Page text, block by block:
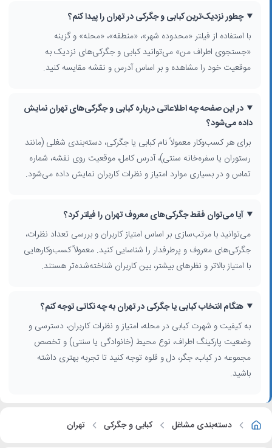
تمرکز کبابی‌ها و جگرکی‌ها در مناطق مختلف تهران
بخش قابل‌توجهی از
کبابی و جگرکی در تهران
در مناطق مرکزی و شلوغ شهر
قرار گرفته‌اند؛ محدوده‌هایی مثل مرکز شهر، بازار، خیابان‌های اصلی و
محله‌های پر رفت‌وآمد. در عین حال، در شمال، جنوب، شرق و غرب تهران هم
فیلترهای «استان»، «شهر»، «محدوده شهر»، «منطقه»، «محله»، «فعالیت
شغلی» و گزینه «جستجوی اطراف من» می‌توانید نزدیک‌ترین کبابی یا
جگرکی به موقعیت فعلی خود را پیدا کنید.
ویژگی‌های مهم در انتخاب کبابی و جگرکی مناسب
کاربران تهرانی هنگام انتخاب جگرکی یا رستوران کبابی، علاوه بر طعم کباب و
امتیاز و نظرات دیگر کاربران درباره کیفیت کباب و جگر
دسترسی آسان با خودروی شخصی یا حمل‌ونقل عمومی و وضعیت پارکینگ
اطراف
محیط کبابی؛ سنتی، خانوادگی یا مناسب دورهمی دوستانه
معروف بودن برند یا سابقه طولانی جگرکی در محله
است. در برخی مناطق نیز امکان سفارش تلفنی یا همکاری با پلتفرم‌های
بیرون‌بر وجود دارد که انتخاب را برای ساکنان محلی آسان‌تر می‌کند.
چطور از این صفحه بهترین استفاده را ببریم؟
برای مقایسهرستوران‌های کبابیو جگرکی‌ها، ابتدا محدوده یا محله مورد
نظر خود در تهران را انتخاب کنید، سپس بر اساس دسته‌بندی (رستوران،
مناسب‌ترینکبابی و جگرکی در تهران
را برای یک وعده غذای خوش‌طعم
انتخاب کنید.
چطور نزدیک‌ترین کبابی و جگرکی در تهران را پیدا کنم؟
با استفاده از فیلتر «محدوده شهر»، «منطقه»، «محله» و گزینه
«جستجوی اطراف من» می‌توانید کبابی و جگرکی‌های نزدیک به
موقعیت خود را مشاهده و بر اساس آدرس و نقشه مقایسه کنید.
در این صفحه چه اطلاعاتی درباره کبابی و جگرکی‌های تهران نمایش
داده می‌شود؟
برای هر کسب‌وکار معمولاً نام کبابی یا جگرکی، دسته‌بندی شغلی (مانند
رستوران یا سفره‌خانه سنتی)، آدرس کامل، موقعیت روی نقشه، شماره
تماس و در بسیاری موارد امتیاز و نظرات کاربران نمایش داده می‌شود.
آیا می‌توان فقط جگرکی‌های معروف تهران را فیلتر کرد؟
می‌توانید با مرتب‌سازی بر اساس امتیاز کاربران و بررسی تعداد نظرات،
جگرکی‌های معروف و پرطرفدار را شناسایی کنید. معمولاً کسب‌وکارهایی
با امتیاز بالاتر و نظرهای بیشتر، بین کاربران شناخته‌شده‌تر هستند.
هنگام انتخاب کبابی یا جگرکی در تهران به چه نکاتی توجه کنم؟
به کیفیت و شهرت کبابی در محله، امتیاز و نظرات کاربران، دسترسی و
وضعیت پارکینگ اطراف، نوع محیط (خانوادگی یا سنتی) و تخصص
مجموعه در کباب، جگر، دل و قلوه توجه کنید تا تجربه بهتری داشته
باشید.
دسته‌بندی مشاغل کبابی و جگرکی تهران